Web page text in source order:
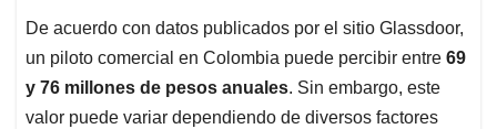
De acuerdo con datos publicados por el sitio Glassdoor,
un piloto comercial en Colombia puede percibir entre 69
y 76 millones de pesos anuales. Sin embargo, este
valor puede variar dependiendo de diversos factores